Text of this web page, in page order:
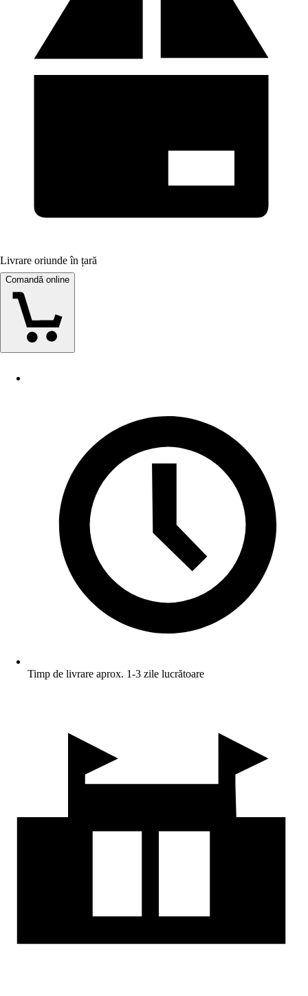
Livrare oriunde în țară
Comandă online
Timp de livrare aprox. 1-3 zile lucrătoare